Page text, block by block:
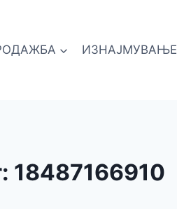
ИЗНАЈМУВАЊЕ
18487166910